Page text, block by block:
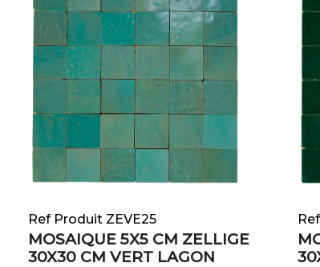
Ref Produit ZEVE25
MOSAIQUE 5X5 CM ZELLIGE
30X30 CM VERT LAGON